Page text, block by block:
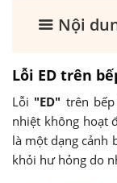
Nội
Lỗi ED trên
Lỗi "ED" trên
nhiệt không hoạt
là một dạng cảnh
khỏi hư hỏng do